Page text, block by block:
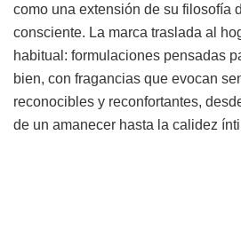
como una extensión de su filosofía
consciente. La marca traslada al
habitual: formulaciones pensadas
bien, con fragancias que evocan
reconocibles y reconfortantes,
de un amanecer hasta la calidez